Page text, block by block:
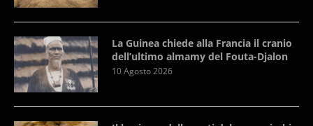
La Guinea chiede alla Francia il cranio
dell’ultimo almamy del Fouta-Djalon
10 Agosto 2026